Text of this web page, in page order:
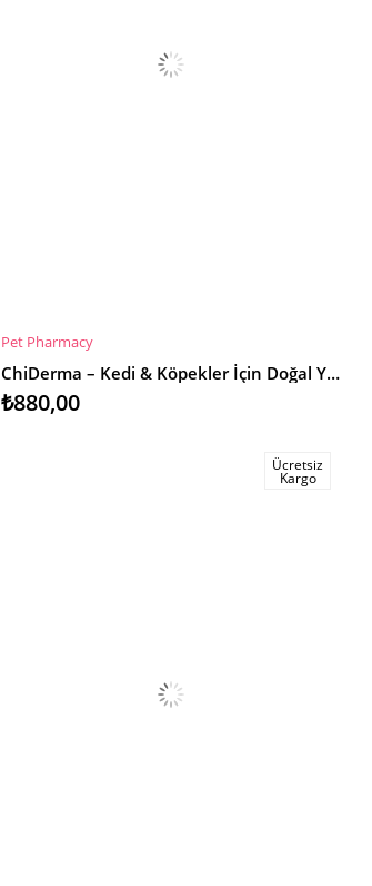
SEPETE EKLE
Pet Pharmacy
ChiDerma – Kedi & Köpekler İçin Doğal Yara Bakım Jeli
₺880,00
Ücretsiz
Kargo